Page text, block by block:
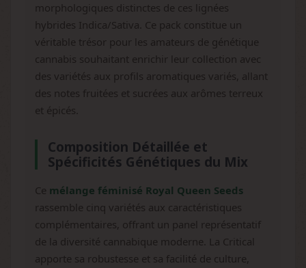
morphologiques distinctes de ces lignées
hybrides Indica/Sativa. Ce pack constitue un
véritable trésor pour les amateurs de génétique
cannabis souhaitant enrichir leur collection avec
des variétés aux profils aromatiques variés, allant
des notes fruitées et sucrées aux arômes terreux
et épicés.
Composition Détaillée et
Spécificités Génétiques du Mix
Ce mélange féminisé Royal Queen Seeds
rassemble cinq variétés aux caractéristiques
complémentaires, offrant un panel représentatif
de la diversité cannabique moderne. La Critical
apporte sa robustesse et sa facilité de culture,